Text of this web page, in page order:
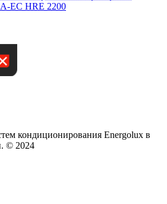
EC HRE 2200
кондиционирования Energolux в
© 2024